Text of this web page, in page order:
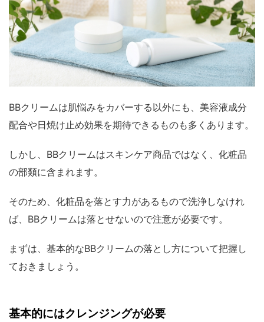
BBクリームは肌悩みをカバーする以外にも、美容液成分
配合や日焼け止め効果を期待できるものも多くあります。
しかし、BBクリームはスキンケア商品ではなく、化粧品
の部類に含まれます。
そのため、化粧品を落とす力があるもので洗浄しなけれ
ば、BBクリームは落とせないので注意が必要です。
まずは、基本的なBBクリームの落とし方について把握し
ておきましょう。
基本的にはクレンジングが必要